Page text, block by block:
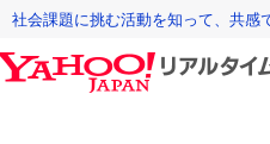
社会課題に挑む活動を知って、共感